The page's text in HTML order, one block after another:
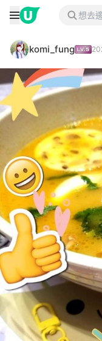
komi_fung